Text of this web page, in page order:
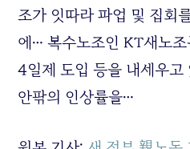
조가 잇따라 파업 및 집회
에… 복수노조인 KT새노
4일제 도입 등을 내세우
안팎의 인상률을…